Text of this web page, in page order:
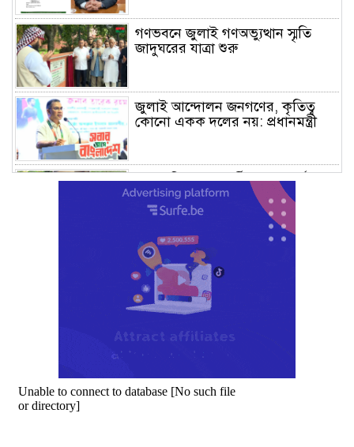
গণভবনে জুলাই গণঅভ্যুত্থান স্মৃতি
জাদুঘরের যাত্রা শুরু
জুলাই আন্দোলন জনগণের, কৃতিত্ব
কোনো একক দলের নয়: প্রধানমন্ত্রী
মালয়েশিয়ায় সহকর্মীদের সংঘর্ষে ৩
বাংলাদেশি নিহত, গ্রেপ্তার ১
শহীদের আত্মত্যাগে গড়া জাতীয় ঐক্য
রক্ষা করতে হবে : প্রধানমন্ত্রী
শিক্ষাপ্রতিষ্ঠানের সভাপতি, উঠেছে
আইনি প্রশ্ন
নজরুল বিশ্ববিদ্যালয়ে ব্যবসায় প্রশাসন